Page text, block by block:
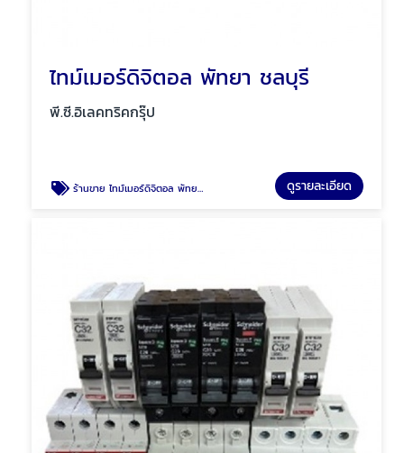
ไทม์เมอร์ดิจิตอล พัทยา ชลบุรี
พี.ซี.อิเลคทริคกรุ๊ป
ร้านขาย ไทม์เมอร์ดิจิตอล พัทยา ชลบุรี ดูรายละเอียด